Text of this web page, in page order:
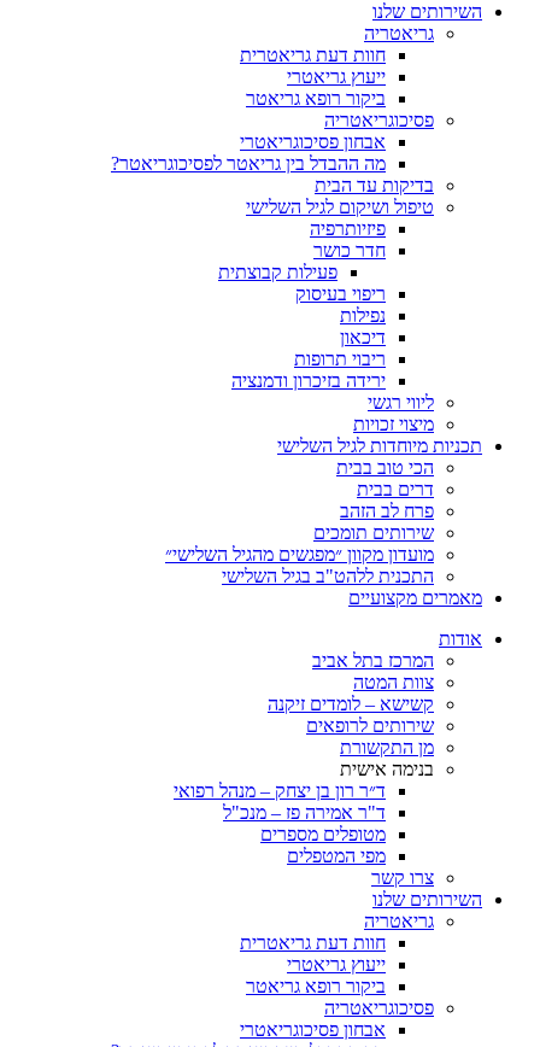
שלנו
גריאטריה
חוות דעת גריאטרית
ייעוץ גריאטרי
ביקור רופא גריאטר
פסיכוגריאטריה
אבחון פסיכוגריאטרי
מה ההבדל בין גריאטר לפסיכוגריאטר?
בדיקות עד הבית
טיפול ושיקום לגיל השלישי
פיזיותרפיה
חדר כושר
פעילות קבוצתית
ריפוי בעיסוק
ריבוי תרופות
ירידה בזיכרון ודמנציה
מיצוי זכויות
מיוחדות לגיל השלישי
הכי טוב בבית
דרים בבית
פרח לב הזהב
שירותים תומכים
מועדון מקוון ״מפגשים מהגיל השלישי״
התכנית ללהט"ב בגיל השלישי
מקצועיים
המרכז בתל אביב
צוות המטה
קשישא – לומדים זיקנה
שירותים לרופאים
מן התקשורת
בנימה אישית
ד״ר רון בן יצחק – מנהל רפואי
ד"ר אמירה פז – מנכ"ל
מטופלים מספרים
מפי המטפלים
שלנו
גריאטריה
חוות דעת גריאטרית
ייעוץ גריאטרי
ביקור רופא גריאטר
פסיכוגריאטריה
אבחון פסיכוגריאטרי